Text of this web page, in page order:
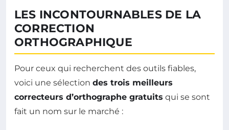
LES INCONTOURNABLES DE LA
CORRECTION
ORTHOGRAPHIQUE
Pour ceux qui recherchent des outils fiables,
voici une sélection des trois meilleurs
correcteurs d’orthographe gratuits qui se sont
fait un nom sur le marché :